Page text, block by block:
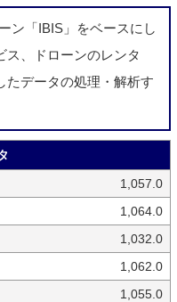
ン「IBIS」をベースにし
ス、ドローンのレンタ
たデータの処理・解析す
1,057.0
1,064.0
1,032.0
1,062.0
1,055.0